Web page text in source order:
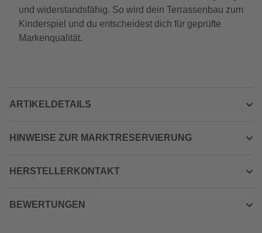
und widerstandsfähig. So wird dein Terrassenbau zum
Kinderspiel und du entscheidest dich für geprüfte
Markenqualität.
ARTIKELDETAILS
HINWEISE ZUR MARKTRESERVIERUNG
HERSTELLERKONTAKT
BEWERTUNGEN